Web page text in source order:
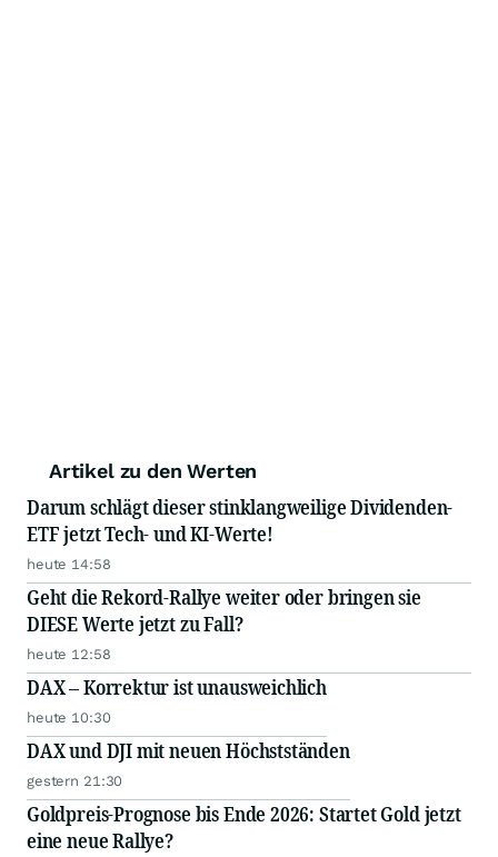
Artikel zu den Werten
Darum schlägt dieser stinklangweilige Dividenden-
ETF jetzt Tech- und KI-Werte!
heute 14:58
Geht die Rekord-Rallye weiter oder bringen sie
DIESE Werte jetzt zu Fall?
heute 12:58
DAX – Korrektur ist unausweichlich
heute 10:30
DAX und DJI mit neuen Höchstständen
gestern 21:30
Goldpreis-Prognose bis Ende 2026: Startet Gold jetzt
eine neue Rallye?